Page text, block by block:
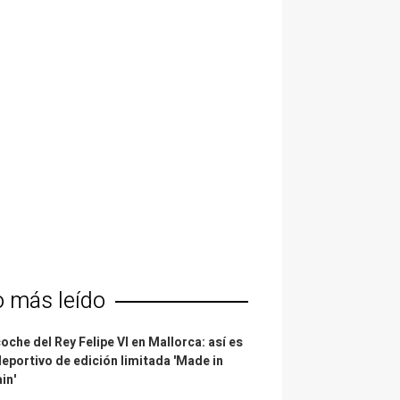
más leído
del Rey Felipe VI en Mallorca: así es
de edición limitada 'Made in